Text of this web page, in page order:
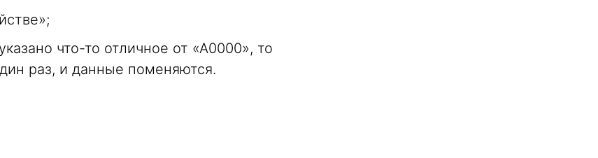
что-то отличное от «А0000», то
раз, и данные поменяются.